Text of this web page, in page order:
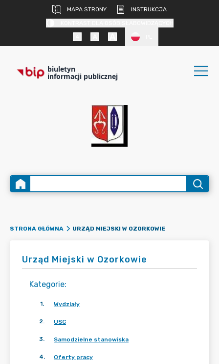
MAPA STRONY
INSTRUKCJA
biuletyn
informacji publicznej
STRONA GŁÓWNA URZĄD MIEJSKI W OZORKOWIE
Urząd Miejski w Ozorkowie
Kategorie:
1. Wydziały
2. USC
3. Samodzielne stanowiska
4. Oferty pracy